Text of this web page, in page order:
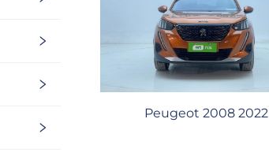
Peugeot 2008 2022